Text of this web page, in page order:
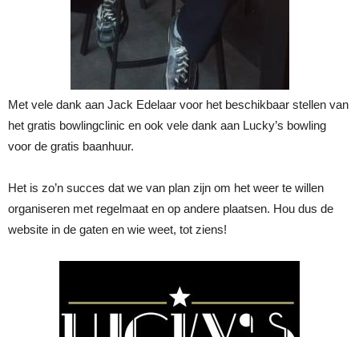
Met vele dank aan Jack Edelaar voor het beschikbaar stellen van
het gratis bowlingclinic en ook vele dank aan Lucky’s bowling
voor de gratis baanhuur.
Het is zo’n succes dat we van plan zijn om het weer te willen
organiseren met regelmaat en op andere plaatsen. Hou dus de
website in de gaten en wie weet, tot ziens!